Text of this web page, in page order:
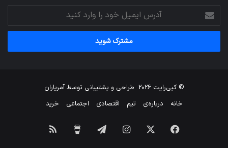
آدرس
ایمیل
خود
وارد
© کپی‌رایت 2026 طراحی و پشتیبانی توسطآمریاران
خانه
درباره‌ی تیم اقتصادی اجتماعی خرید
فیس
اینستاگرامتلگرام خوراک